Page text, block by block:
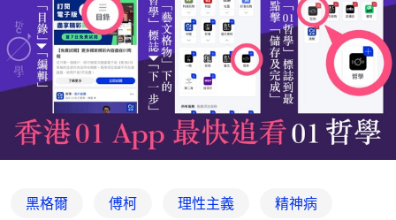
黑格爾 傅柯 理性主義 精神病